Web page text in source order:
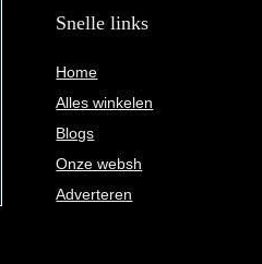
Snelle links
Home
Alles winkelen
Blogs
Onze websh
Adverteren